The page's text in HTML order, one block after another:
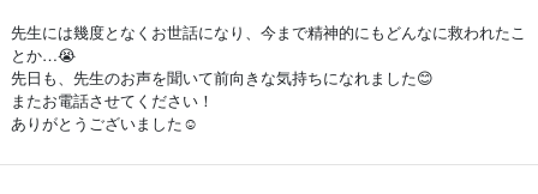
先生には幾度となくお世話になり、今まで精神的にもどんなに救われたこ
とか…😭
先日も、先生のお声を聞いて前向きな気持ちになれました😊
またお電話させてください！
ありがとうございました☺️